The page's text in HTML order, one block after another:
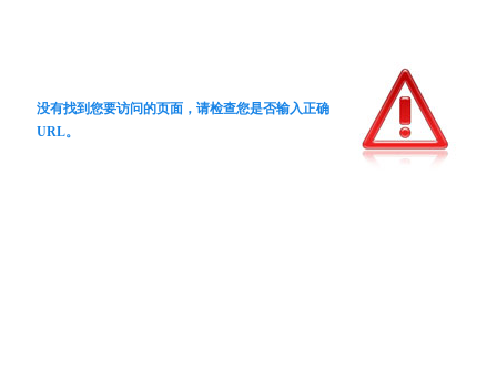
没有找到您要访问的页面，请检查您是否输入正确
URL。